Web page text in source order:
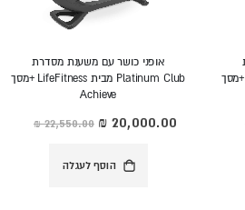
Platinum Club מבית LifeFitness +מסך
אופני כושר עם משענת מסדרת
Platinum Club מבית LifeFitness +מסך
Achieve
‏22,550.00 ₪ מחיר
מיוחד
הוסף לעגלה